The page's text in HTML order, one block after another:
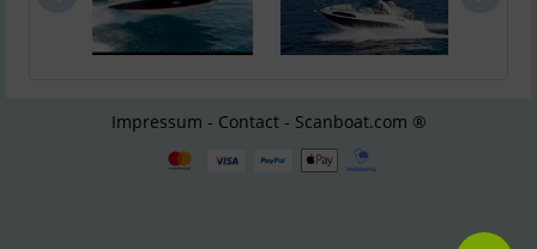
Impressum - Contact - Scanboat.com ®